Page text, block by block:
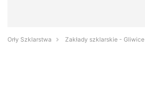
Orły Szklarstwa Zakłady szklarskie - Gliwice